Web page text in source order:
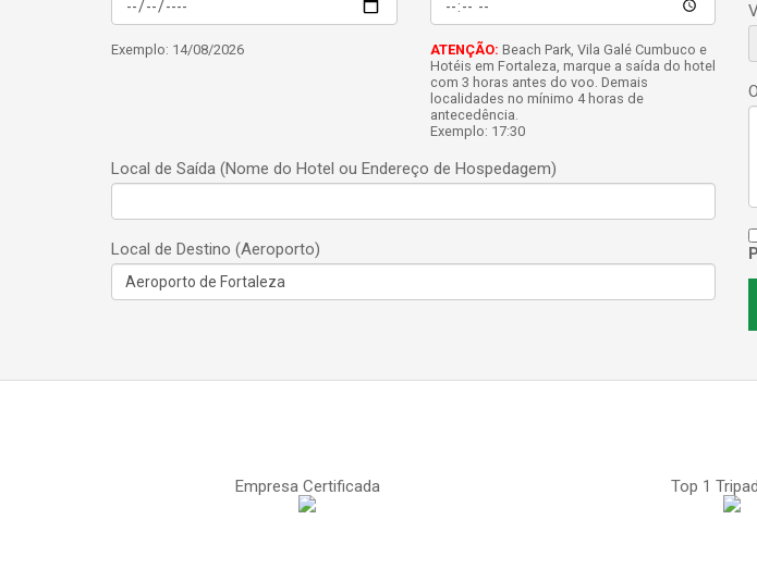
Exemplo: 14/08/2026 ATENÇÃO: Beach Park, Vila Galé Cumbuco e
Hotéis em Fortaleza, marque a saída do hotel
com 3 horas antes do voo. Demais
localidades no mínimo 4 horas de
antecedência.
Exemplo: 17:30
Local de Saída (Nome do Hotel ou Endereço de Hospedagem)
Local de Destino (Aeroporto)
Empresa Certificada Top 1